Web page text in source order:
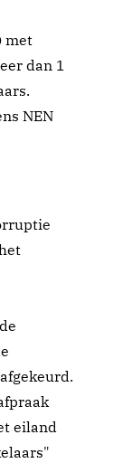
met
dan 1
NEN
eiland